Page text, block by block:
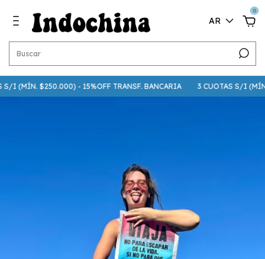
AR
0
$250.000) - 15%OFF TRANSF. BANCARIA 3 CUOTAS S/I (MÍN.